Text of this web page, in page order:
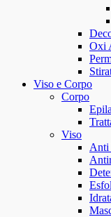
Oxi
Viso e Corpo
Corpo
Viso
Anti